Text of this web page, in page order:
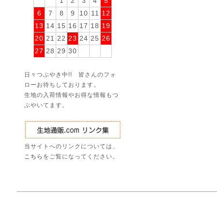
6
7 8 9 10 11 12
13 14 15 16 17 18 19
20 21 22 23 24 25 26
27 28 29 30
日々つぶやき中!! 皆さんのフォ
ローお待ちしております。
生地の入荷情報やお得な情報もつ
ぶやいてます。
当サイトへのリンクについては、
こちら をご覧になってください。